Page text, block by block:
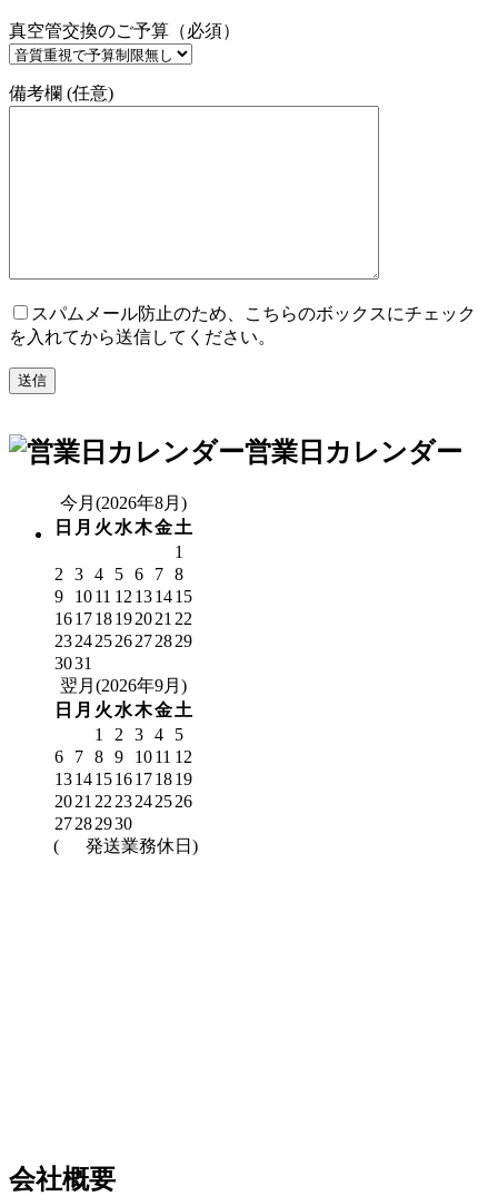
真空管交換のご予算（必須）
備考欄 (任意)
スパムメール防止のため、こちらのボックスにチェック
を入れてから送信してください。
営業日カレンダー
今月(2026年8月)
日 月 火 水木金土
1
2
3 4 5 6 7 8
9
1011 12 131415
161718192021 22
23242526272829
3031
翌月(2026年9月)
日 月 火 水木金土
1
2 3 4
5
6
7 8 9 1011 12
13141516171819
2021 22 23242526
27282930
(
発送業務休日)
会社概要